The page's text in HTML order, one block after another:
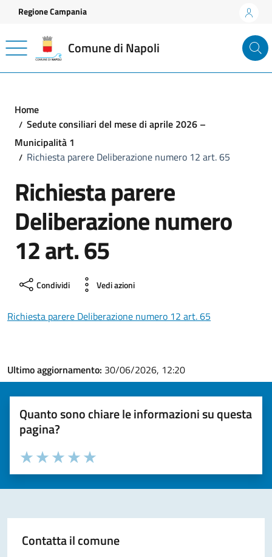
Vai ai contenuti
Vai al footer
Regione Campania
Comune di Napoli
Home
Sedute consiliari del mese di aprile 2026 –
Municipalità 1
Richiesta parere Deliberazione numero 12 art. 65
Richiesta parere
Deliberazione numero
12 art. 65
Condividi Vedi azioni
Richiesta parere Deliberazione numero 12 art. 65
Ultimo aggiornamento: 30/06/2026, 12:20
Quanto sono chiare le informazioni su questa
pagina?
Valuta la chiarezza delle informazioni (da 1 a 5 stelle)
Seleziona il numero di stelle per valutare la chiarezza delle
Valuta 5 stelle su 5
Valuta 4 stelle su 5
Valuta 3 stelle su 5
Valuta 2 stelle su 5
Valuta 1 stelle su 5
Contatta il comune